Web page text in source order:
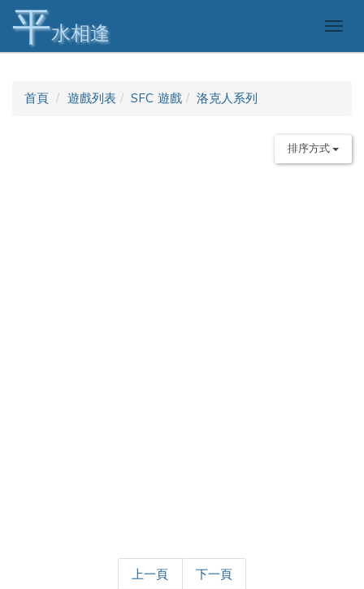
平水相逢
首頁 遊戲列表 SFC 遊戲 洛克人系列
排序方式
上一頁 下一頁